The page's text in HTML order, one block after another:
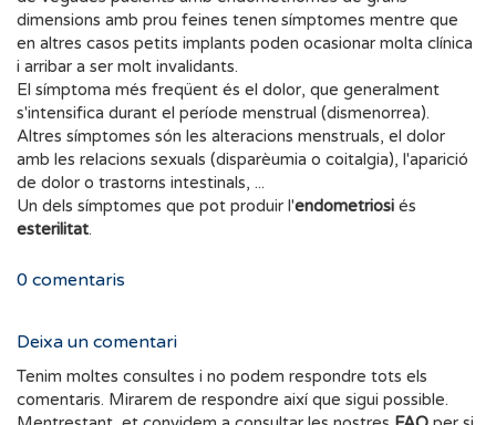
dimensions amb prou feines tenen símptomes mentre que
en altres casos petits implants poden ocasionar molta clínica
i arribar a ser molt invalidants.
El símptoma més freqüent és el dolor, que generalment
s'intensifica durant el període menstrual (dismenorrea).
Altres símptomes són les alteracions menstruals, el dolor
amb les relacions sexuals (disparèumia o coitalgia), l'aparició
de dolor o trastorns intestinals, ...
Un dels símptomes que pot produir l'endometriosi és
esterilitat.
0 comentaris
Deixa un comentari
Tenim moltes consultes i no podem respondre tots els
comentaris. Mirarem de respondre així que sigui possible.